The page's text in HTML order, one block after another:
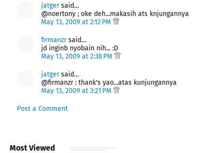
jatgersaid…
@noertony ; oke deh...makasih ats knjungannya
May 13, 2009 at 2:12 PM
firmanzrsaid…
jd inginb nyobain nih... :D
May 13, 2009 at 2:38 PM
jatgersaid…
@firmanzr : thank's yao...atas kunjungannya
May 13, 2009 at 3:21 PM
Post a Comment
Most Viewed